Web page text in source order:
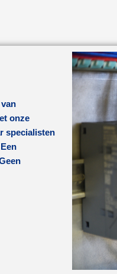
onze
specialisten